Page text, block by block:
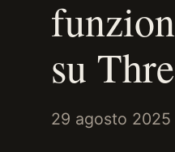
su
29 agosto 2025